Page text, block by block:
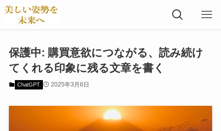
保護中: 購買意欲につながる、読み続け
てくれる印象に残る文章を書く
ChatGPT 2025年3月6日